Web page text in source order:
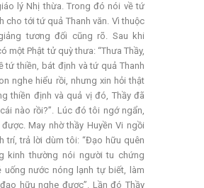
lý Nhị thừa. Trong đó nói về tứ
cho tới tứ quả Thanh văn. Vì thuộc
tương đối cũng rõ. Sau khi
một Phật tử quỳ thưa: “Thưa Thầy,
tứ thiền, bát định và tứ quả Thanh
nghe hiểu rồi, nhưng xin hỏi thật
thiền định và quả vị đó, Thầy đã
nào rồi?”. Lúc đó tôi ngớ ngẩn,
May nhờ thầy Huyền Vi ngồi
trí, trả lời dùm tôi: “Đạo hữu quên
kinh thường nói người tu chứng
uống nước nóng lạnh tự biết, làm
hữu nghe được”. Lần đó Thầy